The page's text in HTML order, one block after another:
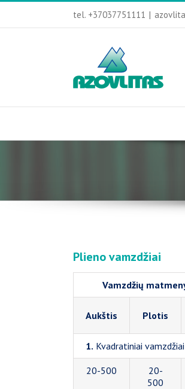
tel. +37037751111 |
Plieno vamzdžiai
Vamzdžių
Aukštis
Plotis
1. Kvadratiniai
20-500
20-
500